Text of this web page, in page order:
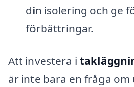
din isolering och ge
förbättringar.
Att investera i
är inte bara en fråga om